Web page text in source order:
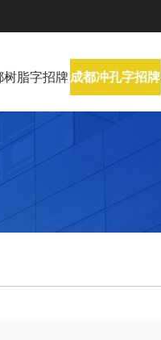
树脂字招牌成都冲孔字招牌